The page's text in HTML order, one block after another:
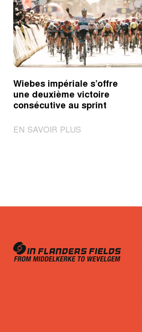
Wiebes impériale s’offre
une deuxième victoire
consécutive au sprint
EN SAVOIR PLUS